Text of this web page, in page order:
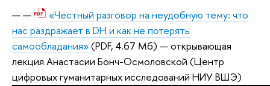
«Честный разговор на неудобную тему: что
нас раздражает в DH и как не потерять
самообладания»(PDF, 4.67 Мб) — открывающая
лекция Анастасии Бонч-Осмоловской (Центр
цифровых гуманитарных исследований НИУ ВШЭ)